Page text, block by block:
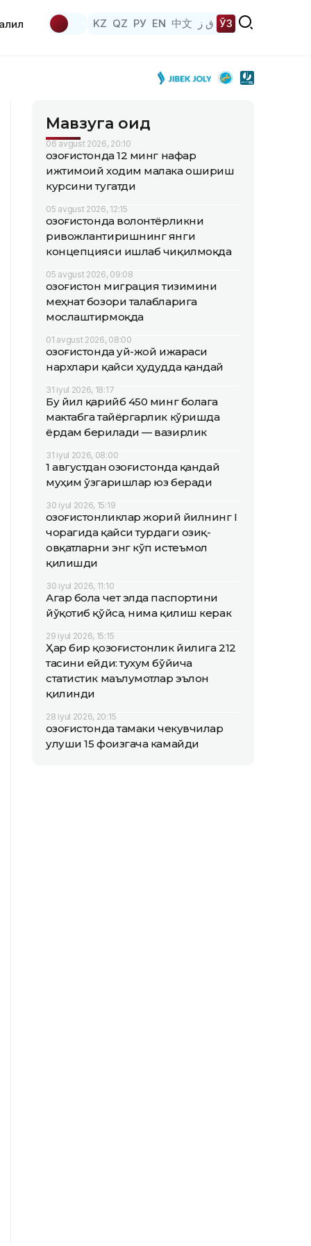
KZ QZ РУ EN 中文 ق ز ЎЗ
Мавзуга оид
06 avgust 2026, 20:10
Қозоғистонда 12 минг нафар
ижтимоий ходим малака ошириш
курсини тугатди
05 avgust 2026, 12:15
Қозоғистонда волонтёрликни
ривожлантиришнинг янги
концепцияси ишлаб чиқилмоқда
05 avgust 2026, 09:08
Қозоғистон миграция тизимини
меҳнат бозори талабларига
мослаштирмоқда
01 avgust 2026, 08:00
Қозоғистонда уй-жой ижараси
нархлари қайси ҳудудда қандай
31 iyul 2026, 18:17
Бу йил қарийб 450 минг болага
мактабга тайёргарлик кўришда
ёрдам берилади — вазирлик
31 iyul 2026, 08:00
1 августдан Қозоғистонда қандай
муҳим ўзгаришлар юз беради
30 iyul 2026, 15:19
Қозоғистонликлар жорий йилнинг I
чорагида қайси турдаги озиқ-
овқатларни энг кўп истеъмол
қилишди
30 iyul 2026, 11:10
Агар бола чет элда паспортини
йўқотиб қўйса, нима қилиш керак
29 iyul 2026, 15:15
Ҳар бир қозоғистонлик йилига 212
тасини ейди: тухум бўйича
статистик маълумотлар эълон
қилинди
28 iyul 2026, 20:15
Қозоғистонда тамаки чекувчилар
улуши 15 фоизгача камайди